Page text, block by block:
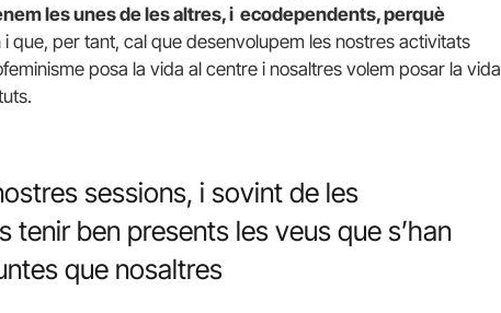
les unes de les altres, i ecodependents, perquè
i que, per tant, cal que desenvolupem les nostres activitats
posa la vida al centre i nosaltres volem posar la vida
sessions, i sovint de les
tenir ben presents les veus que s’han
que nosaltres